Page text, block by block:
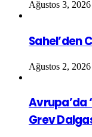
Ağustos 3, 2026
Sahel’den
Ağustos 2, 2026
Avrupa’da
Grev